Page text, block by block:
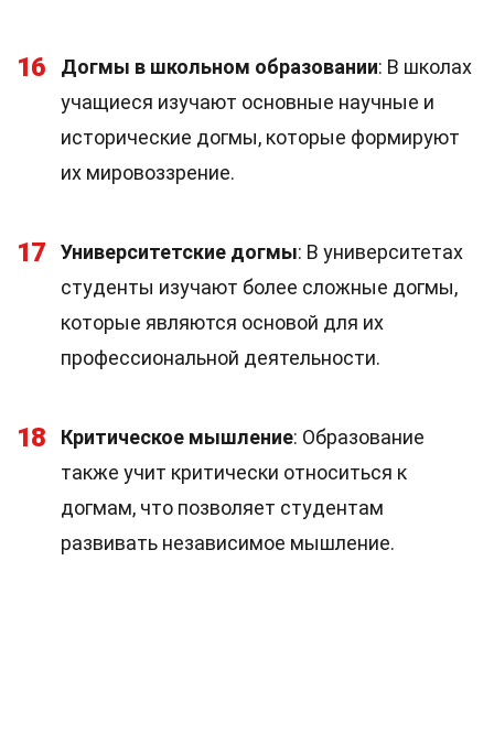
16 Догмы в школьном образовании: В школах
учащиеся изучают основные научные и
исторические догмы, которые формируют
их мировоззрение.
17 Университетские догмы: В университетах
студенты изучают более сложные догмы,
которые являются основой для их
профессиональной деятельности.
18 Критическое мышление: Образование
также учит критически относиться к
догмам, что позволяет студентам
развивать независимое мышление.